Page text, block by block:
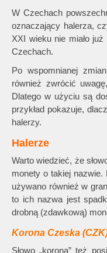
W Czechach
oznaczający halerza,
XXI wieku nie miało
Czechach.
Po wspomnianej
również zwrócić
Dlatego w użyciu są
przykład pokazuje,
halerzy.
Halerze
Warto wiedzieć, że
monety o takiej nazwie.
używano również w
to ich nazwa jest
drobną (zdawkową)
Korona Czeska
Słowo „korona” też